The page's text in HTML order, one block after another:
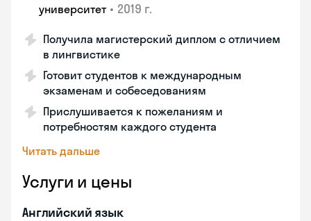
университет • 2019 г.
Получила магистерский диплом с отличием
в лингвистике
Готовит студентов к международным
экзаменам и собеседованиям
Прислушивается к пожеланиям и
потребностям каждого студента
Читать дальше
Услуги и цены
Английский язык